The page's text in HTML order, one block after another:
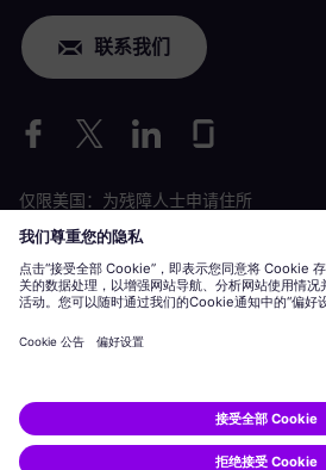
联系我们
仅限美国：为残障人士申请住所
劳工情况申请
Siemens Energy 是由 Siemens AG 授权的